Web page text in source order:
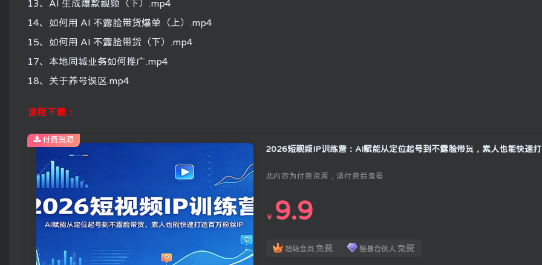
13、AI 生成爆款视频（下）.mp4
14、如何用 AI 不露脸带货爆单（上）.mp4
15、如何用 AI 不露脸带货（下）.mp4
17、本地同城业务如何推广.mp4
18、关于养号误区.mp4
课程下载：
此内容为付费资源，请付费后查看
￥ 9.9
超级会员 免费 怪兽合伙人 免费
付费资源